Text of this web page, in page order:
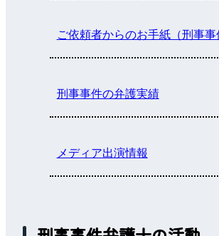
ご依頼者からのお手紙（刑事事
刑事事件の弁護実績
メディア出演情報